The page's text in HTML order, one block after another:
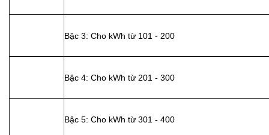
Bậc 3: Cho kWh từ 101 - 200
Bậc 4: Cho kWh từ 201 - 300
Bậc 5: Cho kWh từ 301 - 400